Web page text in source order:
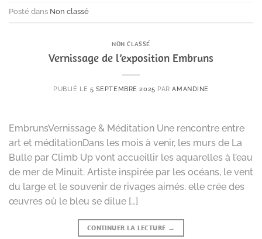
Posté dans Non classé
NON CLASSÉ
Vernissage de l’exposition Embruns
PUBLIÉ LE 5 SEPTEMBRE 2025 PARAMANDINE
EmbrunsVernissage & Méditation Une rencontre entre
art et méditationDans les mois à venir, les murs de La
Bulle par Climb Up vont accueillir les aquarelles à l’eau
de mer de Minuit. Artiste inspirée par les océans, le vent
du large et le souvenir de rivages aimés, elle crée des
œuvres où le bleu se dilue […]
CONTINUER LA LECTURE →